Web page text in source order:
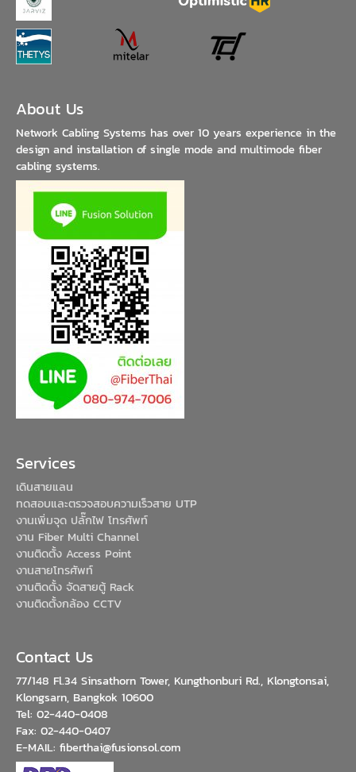
About Us
Network Cabling Systems has over 10 years experience in the
design and installation of single mode and multimode fiber
cabling systems.
Services
เดินสายแลน
ทดสอบและตรวจสอบความเร็วสาย UTP
งานเพิ่มจุด ปลั๊กไฟ โทรศัพท์
งาน Fiber Multi Channel
งานติดตั้ง Access Point
งานสายโทรศัพท์
งานติดตั้ง จัดสายตู้ Rack
งานติดตั้งกล้อง CCTV
Contact Us
77/148 Fl.34 Sinsathorn Tower, Kungthonburi Rd., Klongtonsai,
Klongsarn, Bangkok 10600
Tel: 02-440-0408
Fax: 02-440-0407
E-MAIL: fiberthai@fusionsol.com